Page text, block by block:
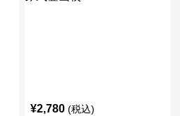
¥2,780 (税込)